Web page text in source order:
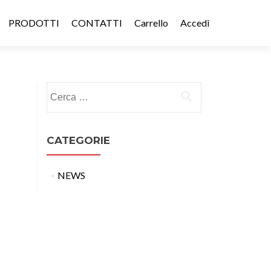
PRODOTTI CONTATTI Carrello Accedi
per:
CATEGORIE
NEWS